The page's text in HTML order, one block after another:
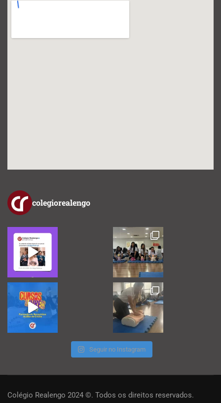
colegiorealengo
Seguir no Instagram
Colégio Realengo 2024 ©. Todos os direitos reservados.